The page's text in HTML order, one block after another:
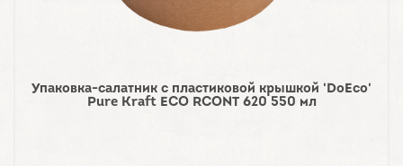
Упаковка-салатник с пластиковой крышкой 'DoEco'
Pure Kraft ECO RCONT 620 550 мл